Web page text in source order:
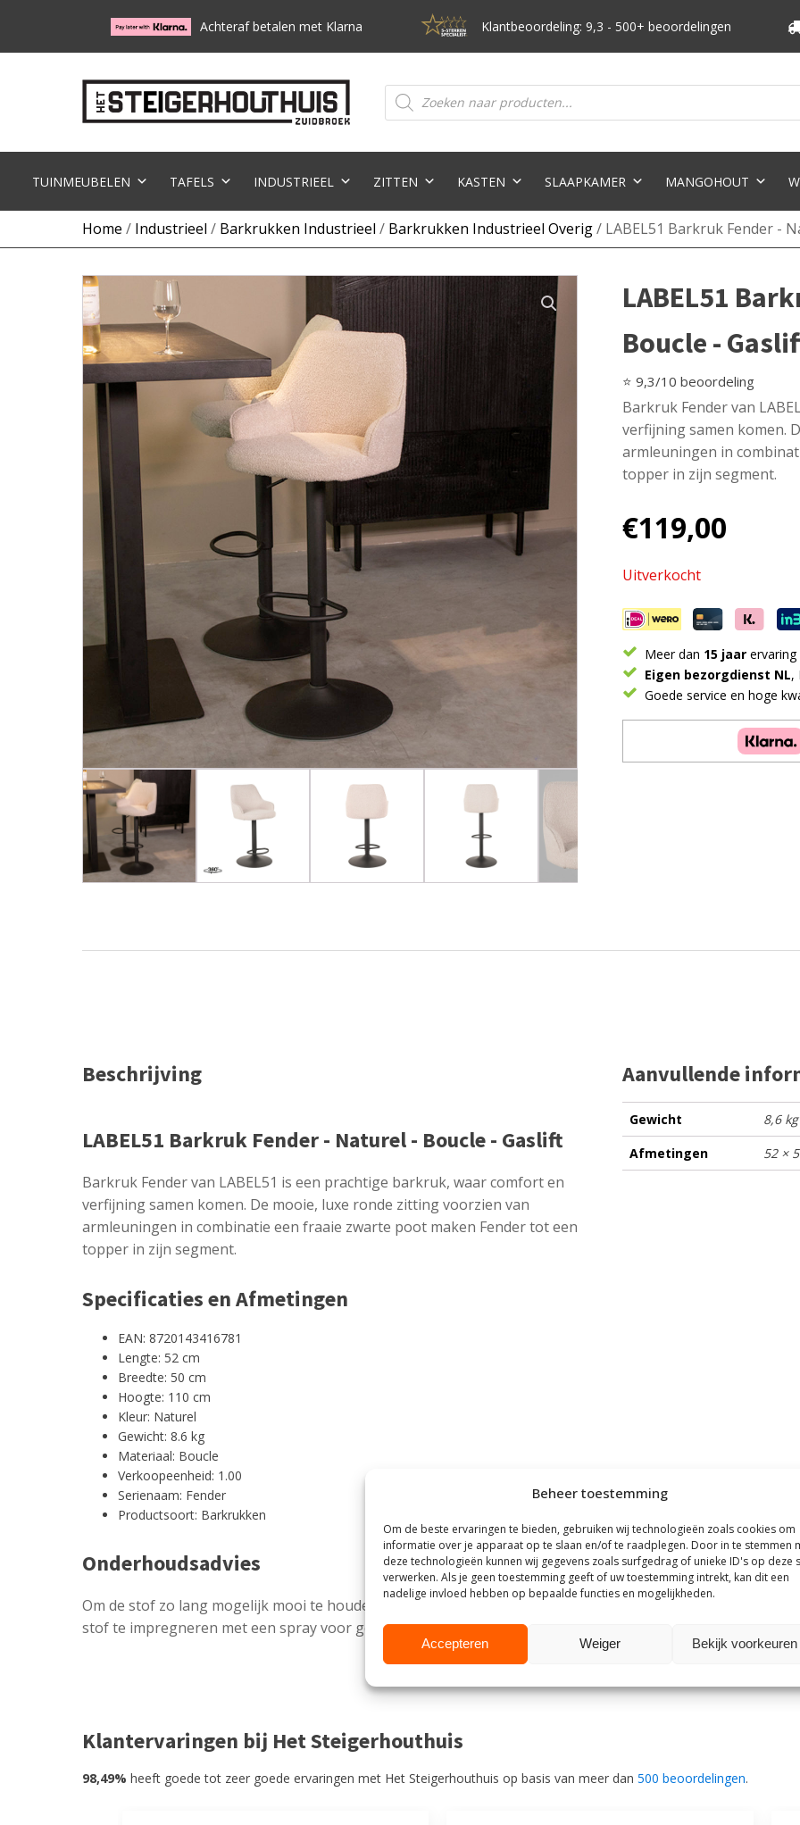
Beheer toestemming
Om de beste ervaringen te bieden, gebruiken wij technologieën zoals cookies om
informatie over je apparaat op te slaan en/of te raadplegen. Door in te stemmen
deze technologieën kunnen wij gegevens zoals surfgedrag of unieke ID's op deze
verwerken. Als je geen toestemming geeft of uw toestemming intrekt, kan dit een
nadelige invloed hebben op bepaalde functies en mogelijkheden.
Accepteren Weiger Bekijk voorkeuren
Achteraf betalen met Klarna Klantbeoordeling: 9,3 - 500+ beoordelingen
Producten
zoeken
TUINMEUBELEN TAFELS INDUSTRIEEL ZITTEN KASTEN SLAAPKAMER MANGOHOUT
Home / Industrieel / Barkrukken Industrieel / Barkrukken Industrieel Overig/ LABEL51 Barkruk Fender -
LABEL51
Boucle -
⭐ 9,3/10 beoordeling
Barkruk Fender van
verfijning samen komen.
armleuningen in
topper in zijn segment.
€119,00
Uitverkocht
Meer dan 15 jaar ervaring
Eigen bezorgdienst NL,
Goede service en hoge
Beschrijving
LABEL51 Barkruk Fender - Naturel - Boucle - Gaslift
Barkruk Fender van LABEL51 is een prachtige barkruk, waar comfort en
verfijning samen komen. De mooie, luxe ronde zitting voorzien van
armleuningen in combinatie een fraaie zwarte poot maken Fender tot een
topper in zijn segment.
Specificaties en Afmetingen
EAN: 8720143416781
Lengte: 52 cm
Breedte: 50 cm
Hoogte: 110 cm
Kleur: Naturel
Gewicht: 8.6 kg
Materiaal: Boucle
Verkoopeenheid: 1.00
Serienaam: Fender
Productsoort: Barkrukken
Onderhoudsadvies
Om de stof zo lang mogelijk mooi te houden wordt er geadviseerd om de
stof te impregneren met een spray voor gebruik.
Aanvullende
Gewicht
8,6 kg
Afmetingen
52 ×
Klantervaringen bij Het Steigerhouthuis
98,49% heeft goede tot zeer goede ervaringen met Het Steigerhouthuis op basis van meer dan 500 beoordelingen.